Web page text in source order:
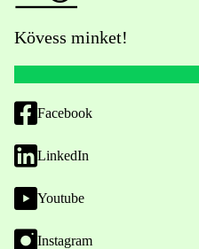
Kövess minket!
Facebook
LinkedIn
Youtube
Instagram